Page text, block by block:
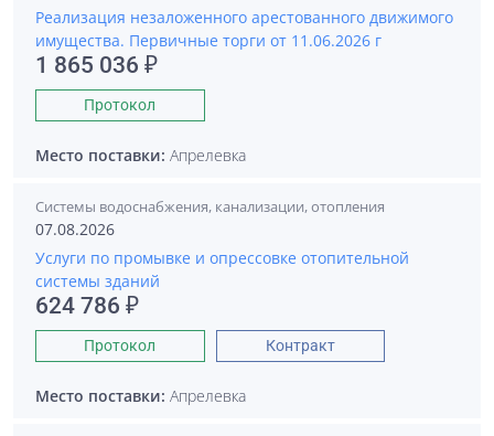
Реализация незаложенного арестованного движимого
имущества. Первичные торги от 11.06.2026 г
1 865 036 ₽
Протокол
Место поставки: Апрелевка
Системы водоснабжения, канализации, отопления
07.08.2026
Услуги по промывке и опрессовке отопительной
системы зданий
624 786 ₽
Протокол Контракт
Место поставки: Апрелевка